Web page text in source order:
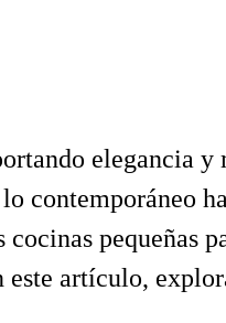
elegancia y
contemporáneo
pequeñas
este artículo,